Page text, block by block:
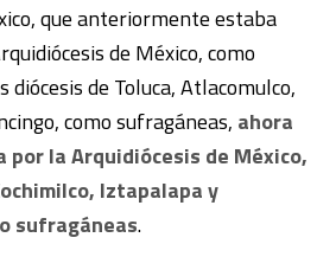
que anteriormente estaba
de México, como
de Toluca, Atlacomulco,
como sufragáneas, ahora
por la Arquidiócesis de México,
Iztapalapa y
sufragáneas.